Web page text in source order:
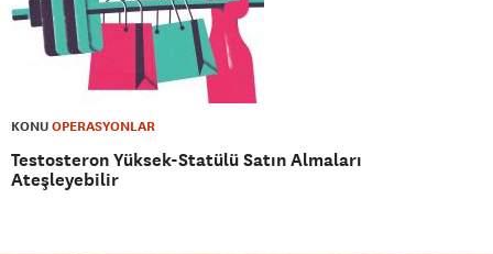
KONUOPERASYONLAR
Testosteron Yüksek-Statülü Satın Almaları
Ateşleyebilir